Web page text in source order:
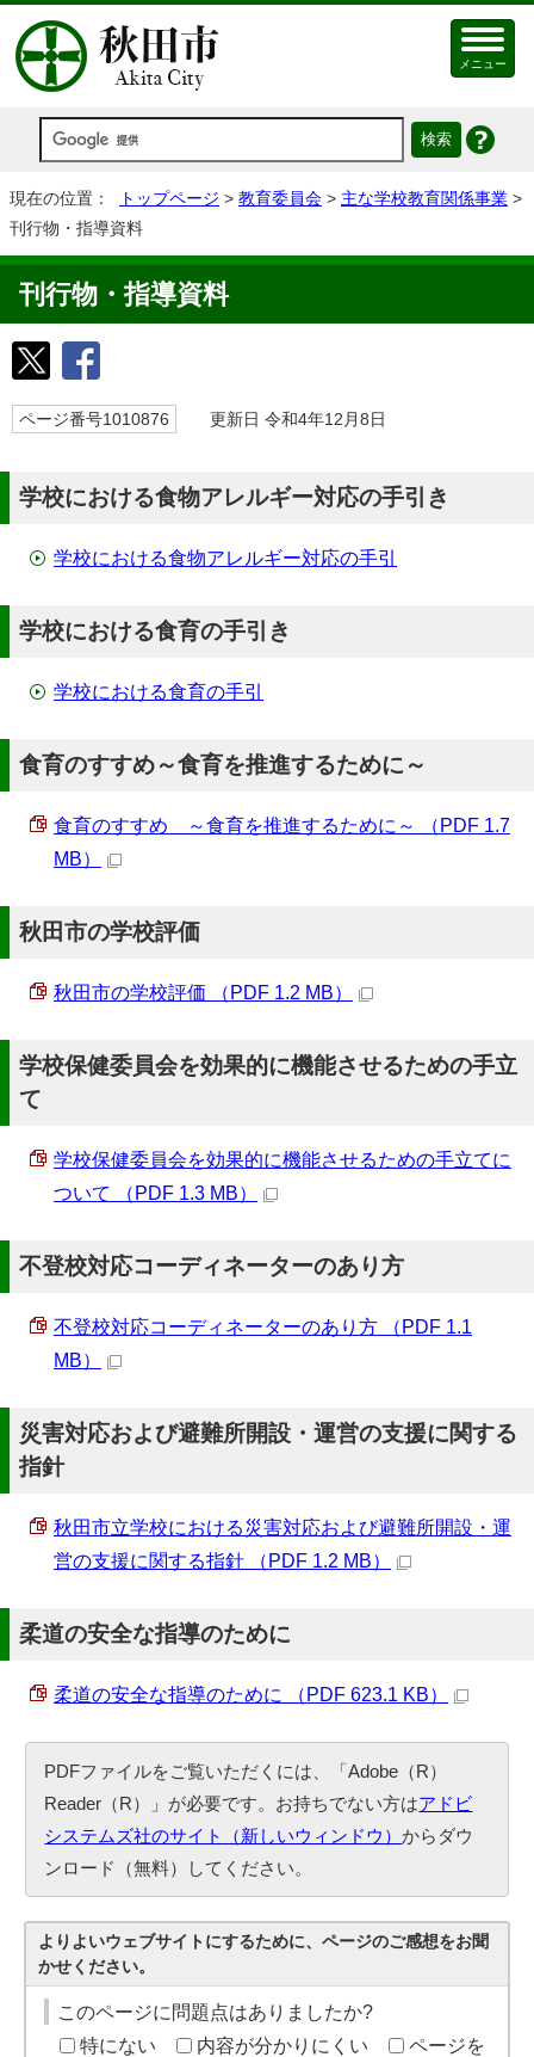
メニュー
現在の位置： トップページ > 教育委員会 > 主な学校教育関係事業 >
刊行物・指導資料
刊行物・指導資料
ページ番号1010876 更新日 令和4年12月8日
学校における食物アレルギー対応の手引き
学校における食物アレルギー対応の手引
学校における食育の手引き
学校における食育の手引
食育のすすめ～食育を推進するために～
食育のすすめ ～食育を推進するために～ （PDF 1.7
MB）
秋田市の学校評価
秋田市の学校評価 （PDF 1.2 MB）
学校保健委員会を効果的に機能させるための手立
て
学校保健委員会を効果的に機能させるための手立てに
ついて （PDF 1.3 MB）
不登校対応コーディネーターのあり方
不登校対応コーディネーターのあり方 （PDF 1.1
MB）
災害対応および避難所開設・運営の支援に関する
指針
秋田市立学校における災害対応および避難所開設・運
営の支援に関する指針 （PDF 1.2 MB）
柔道の安全な指導のために
柔道の安全な指導のために （PDF 623.1 KB）
PDFファイルをご覧いただくには、「Adobe（R）
Reader（R）」が必要です。お持ちでない方はアドビ
システムズ社のサイト（新しいウィンドウ）からダウ
ンロード（無料）してください。
よりよいウェブサイトにするために、ページのご感想をお聞
かせください。
このページに問題点はありましたか?
特にない
内容が分かりにくい
ページを